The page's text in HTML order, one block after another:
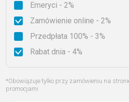
Emeryci - 2%
Zamówienie online - 2%
Przedpłata 100% - 3%
Rabat dnia - 4%
*Obowiązuje tylko przy zamówieniu na
promocjami